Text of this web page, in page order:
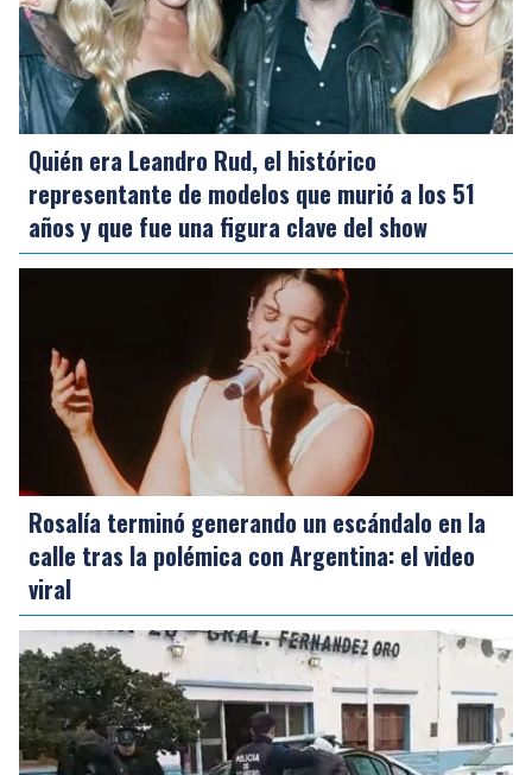
Quién era Leandro Rud, el histórico
representante de modelos que murió a los 51
años y que fue una figura clave del show
Rosalía terminó generando un escándalo en la
calle tras la polémica con Argentina: el video
viral